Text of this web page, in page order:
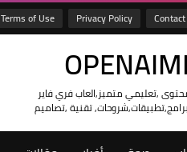
Privacy Policy
Terms of Use
,تعليمي متميز,العاب فري فاير
تقنية ,تصاميم